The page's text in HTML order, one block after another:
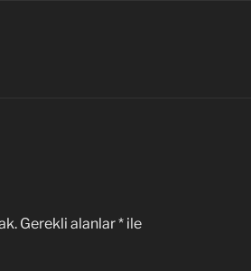
Gerekli alanlar* ile